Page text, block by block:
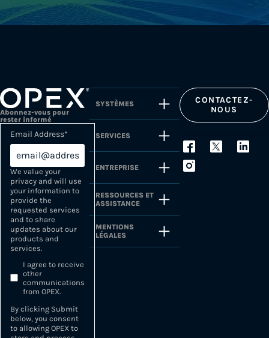
Abonnez-vous pour
rester informé
Email Address*
We value your
privacy and will use
your information to
provide the
requested services
and to share
updates about our
products and
services.
I agree to receive
other
communications
from OPEX.
By clicking Submit
below, you consent
to allowing OPEX to
SYSTÈMES
SERVICES
ENTREPRISE
RESSOURCES ET
ASSISTANCE
MENTIONS
LÉGALES
CONTACTEZ-
NOUS